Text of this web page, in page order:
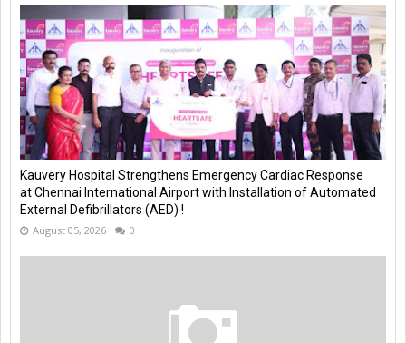
Kauvery Hospital Strengthens Emergency Cardiac Response
at Chennai International Airport with Installation of Automated
External Defibrillators (AED) !
August 05, 2026 0